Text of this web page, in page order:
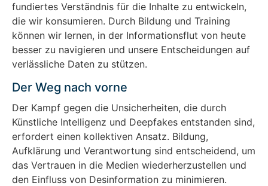
fundiertes Verständnis für die Inhalte zu entwickeln,
die wir konsumieren. Durch Bildung und Training
können wir lernen, in der Informationsflut von heute
besser zu navigieren und unsere Entscheidungen auf
verlässliche Daten zu stützen.
Der Weg nach vorne
Der Kampf gegen die Unsicherheiten, die durch
Künstliche Intelligenz und Deepfakes entstanden sind,
erfordert einen kollektiven Ansatz. Bildung,
Aufklärung und Verantwortung sind entscheidend, um
das Vertrauen in die Medien wiederherzustellen und
den Einfluss von Desinformation zu minimieren.